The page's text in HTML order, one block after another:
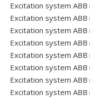
Excitation system ABB
Excitation system ABB
Excitation system ABB
Excitation system ABB
Excitation system ABB
Excitation system ABB
Excitation system ABB
Excitation system